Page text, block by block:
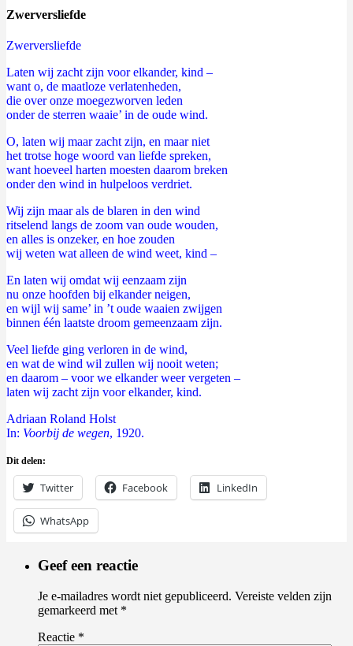
Zwerversliefde
Zwerversliefde
Laten wij zacht zijn voor elkander, kind –
want o, de maatloze verlatenheden,
die over onze moegezworven leden
onder de sterren waaie’ in de oude wind.
O, laten wij maar zacht zijn, en maar niet
het trotse hoge woord van liefde spreken,
want hoeveel harten moesten daarom breken
onder den wind in hulpeloos verdriet.
Wij zijn maar als de blaren in den wind
ritselend langs de zoom van oude wouden,
en alles is onzeker, en hoe zouden
wij weten wat alleen de wind weet, kind –
En laten wij omdat wij eenzaam zijn
nu onze hoofden bij elkander neigen,
en wijl wij same’ in ’t oude waaien zwijgen
binnen één laatste droom gemeenzaam zijn.
Veel liefde ging verloren in de wind,
en wat de wind wil zullen wij nooit weten;
en daarom – voor we elkander weer vergeten –
laten wij zacht zijn voor elkander, kind.
Adriaan Roland Holst
In: Voorbij de wegen, 1920.
Dit delen:
Twitter Facebook LinkedIn
WhatsApp
Geef een reactie
Je e-mailadres wordt niet gepubliceerd. Vereiste velden zijn
gemarkeerd met *
Reactie *